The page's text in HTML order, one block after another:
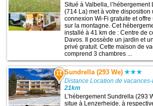
Situé à Valbella, l’hébergement
(714 La) met à votre disposition
connexion Wi-Fi gratuite et offre
sur la montagne. Cet
installé à 41 km de : Centre de
Davos. Il possède un jardin et
privé gratuit. Cette maison de
comprend 3 chambres ...
11 Sundrella (293 We)
Distance Location de
21km
L’hébergement Sundrella (293
situe à Lenzerheide, à